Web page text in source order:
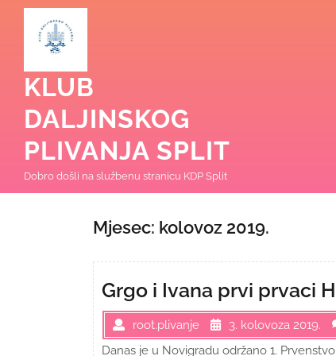
content
KLUB
DALJINSKOG
PLIVANJA SPLIT
Dobro došli na službenu stranicu KDP Split
Mjesec: kolovoz 2019.
Grgo i Ivana prvi prvaci
root.plivanje 3. kolovoza 2019.
Danas je u Novigradu održano 1.